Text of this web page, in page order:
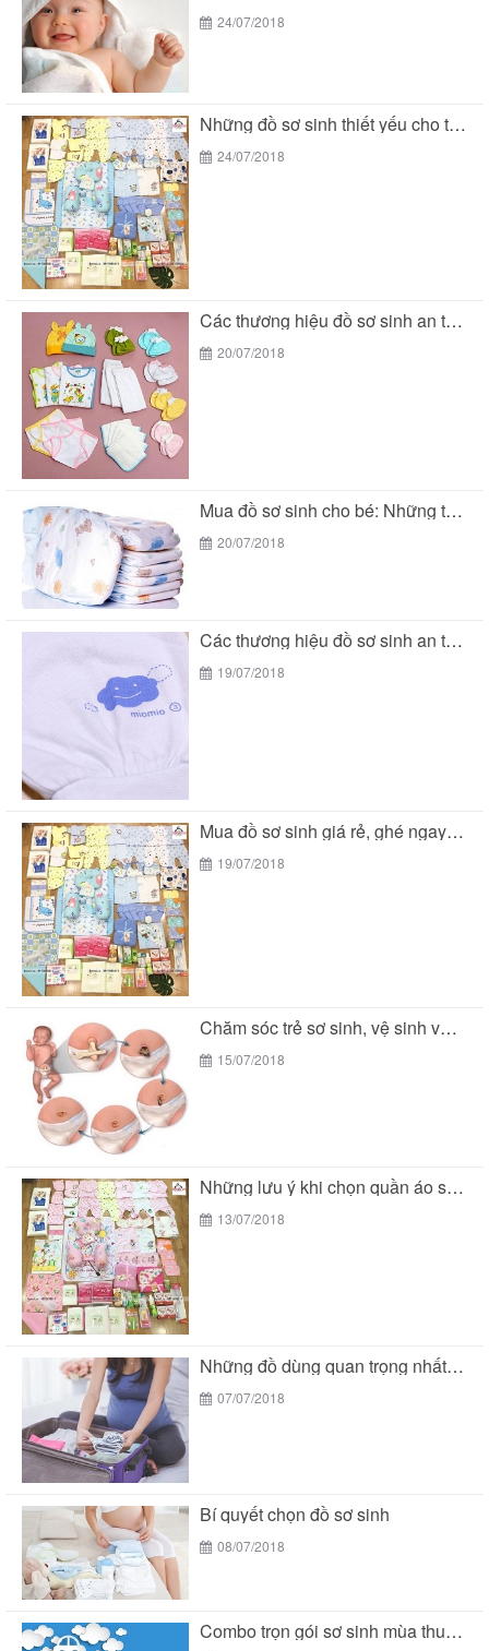
24/07/2018
Những đồ sơ sinh thiết yếu cho trẻ sơ...
24/07/2018
Các thương hiệu đồ sơ sinh an toàn cho...
20/07/2018
Mua đồ sơ sinh cho bé: Những thương hiệu...
20/07/2018
Các thương hiệu đồ sơ sinh an toàn cho...
19/07/2018
Mua đồ sơ sinh giá rẻ, ghé ngay BeTuti...
19/07/2018
Chăm sóc trẻ sơ sinh, vệ sinh vùng rốn
15/07/2018
Những lưu ý khi chọn quần áo sơ sinh...
13/07/2018
Những đồ dùng quan trọng nhất trong giỏ đồ...
07/07/2018
Bí quyết chọn đồ sơ sinh
08/07/2018
Combo trọn gói sơ sinh mùa thu siêu tiết...